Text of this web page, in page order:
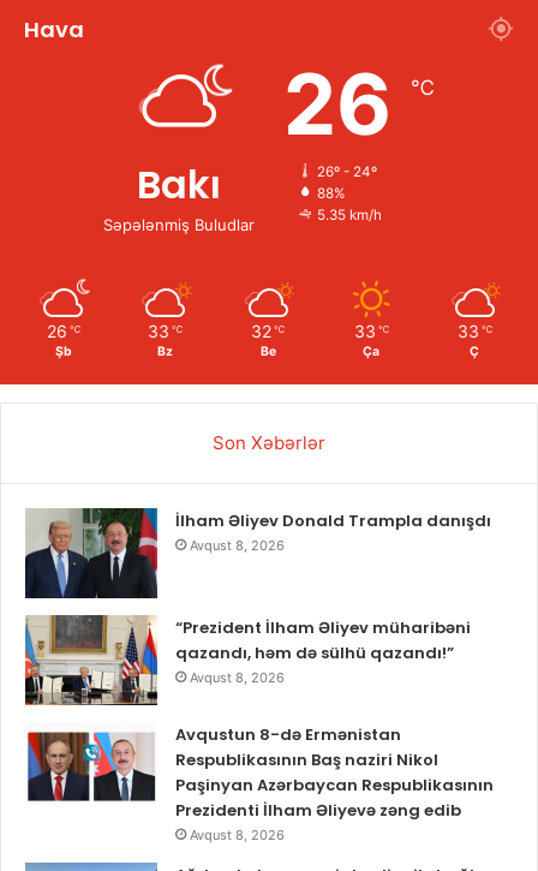
Hava
Bakı
Səpələnmiş Buludlar
26 ℃
26º - 24º
88%
5.35 km/h
26 ℃
Şb
33 ℃
Bz
32 ℃
Be
33 ℃
Ça
33 ℃
Ç
Son Xəbərlər
İlham Əliyev Donald Trampla danışdı
Avqust 8, 2026
“Prezident İlham Əliyev müharibəni
qazandı, həm də sülhü qazandı!”
Avqust 8, 2026
Avqustun 8-də Ermənistan
Respublikasının Baş naziri Nikol
Paşinyan Azərbaycan Respublikasının
Prezidenti İlham Əliyevə zəng edib
Avqust 8, 2026